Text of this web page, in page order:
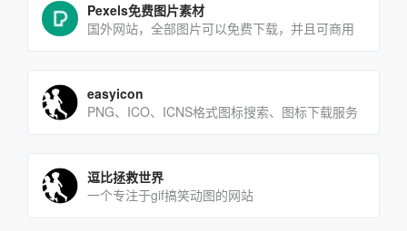
Pexels免费图片素材
国外网站，全部图片可以免费下载，并且可商用
easyicon
PNG、ICO、ICNS格式图标搜索、图标下载服务
逗比拯救世界
一个专注于gif搞笑动图的网站